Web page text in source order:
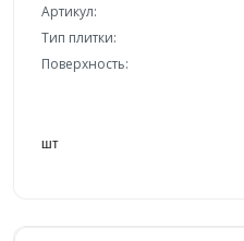
Артикул:
Тип плитки:
Поверхность:
шт